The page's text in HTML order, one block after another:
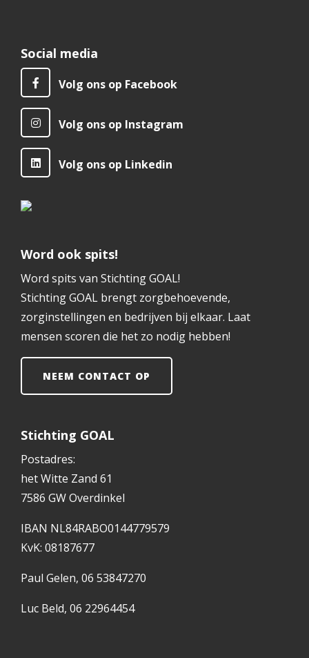
Social media
Volg ons op Facebook
Volg ons op Instagram
Volg ons op Linkedin
Word ook spits!
Word spits van Stichting GOAL!
Stichting GOAL brengt zorgbehoevende,
zorginstellingen en bedrijven bij elkaar. Laat
mensen scoren die het zo nodig hebben!
NEEM CONTACT OP
Stichting GOAL
Postadres:
het Witte Zand 61
7586 GW Overdinkel
IBAN NL84RABO0144779579
KvK: 08187677
Paul Gelen, 06 53847270
Luc Beld, 06 22964454